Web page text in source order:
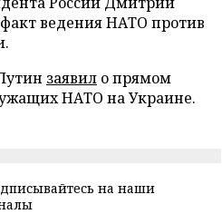
факт ведения НАТО против
заявил о прямом
НАТО на Украине.
на наши